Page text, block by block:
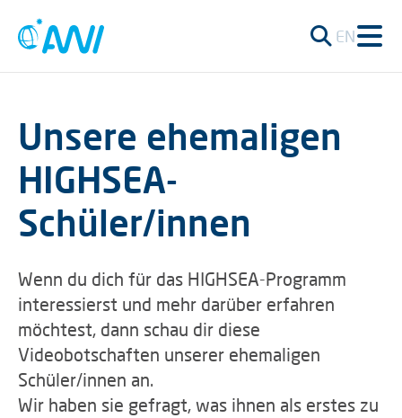
EN
Unsere ehemaligen
HIGHSEA-
Schüler/innen
Wenn du dich für das HIGHSEA-Programm
interessierst und mehr darüber erfahren
möchtest, dann schau dir diese
Videobotschaften unserer ehemaligen
Schüler/innen an.
Wir haben sie gefragt, was ihnen als erstes zu